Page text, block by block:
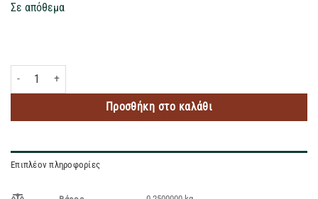
Σε απόθεμα
RANA RAVIOLI PESTO 250GR ποσότητα
Προσθήκη στο καλάθι
Επιπλέον πληροφορίες